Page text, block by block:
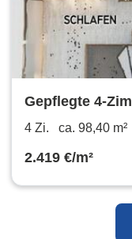
Gepflegte 4-
4 Zi. ca. 98,40 m²
2.419 €/m²